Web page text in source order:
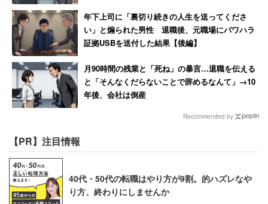
最近はマジでそんな奴ばかりだよ。
ほんともうゲロ吐きそうだぜ。
— KenKen (@kenken_RIZE)
ライブ前に読んじゃってさー
頑張って忘れたけどさー
— ハマ・オカモト (@hama_okamoto)2018年3月23
日
年下上司に「裏切り続きの人生を送ってくださ
い」と煽られた男性 退職後、元職場にパワハラ
証拠USBを送付した結果【後編】
月90時間の残業と「死ね」の暴言…退職を伝える
と「そんなくだらないことで辞めるなんて」→10
年後、会社は倒産
Recommended by
【PR】注目情報
40代・50代の転職はやり方が9割。的ハズレなや
り方、終わりにしませんか